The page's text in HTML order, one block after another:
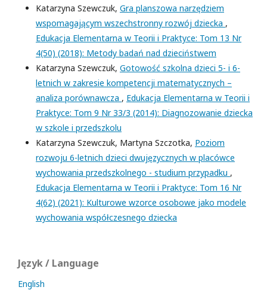
Katarzyna Szewczuk, Gra planszowa narzędziem
wspomagającym wszechstronny rozwój dziecka ,
Edukacja Elementarna w Teorii i Praktyce: Tom 13 Nr
4(50) (2018): Metody badań nad dzieciństwem
Katarzyna Szewczuk, Gotowość szkolna dzieci 5- i 6-
letnich w zakresie kompetencji matematycznych –
analiza porównawcza , Edukacja Elementarna w Teorii i
Praktyce: Tom 9 Nr 33/3 (2014): Diagnozowanie dziecka
w szkole i przedszkolu
Katarzyna Szewczuk, Martyna Szczotka, Poziom
rozwoju 6-letnich dzieci dwujęzycznych w placówce
wychowania przedszkolnego - studium przypadku ,
Edukacja Elementarna w Teorii i Praktyce: Tom 16 Nr
4(62) (2021): Kulturowe wzorce osobowe jako modele
wychowania współczesnego dziecka
Język / Language
English